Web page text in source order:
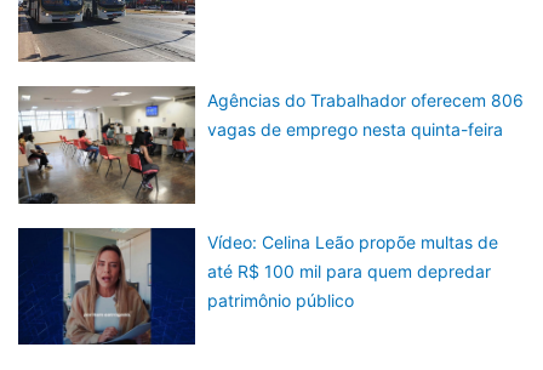
Agências do Trabalhador oferecem 806
vagas de emprego nesta quinta-feira
Vídeo: Celina Leão propõe multas de
até R$ 100 mil para quem depredar
patrimônio público